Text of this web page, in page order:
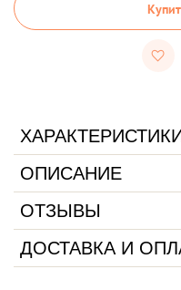
ОПИСАНИЕ
ОТЗЫВЫ
ДОСТАВКА И